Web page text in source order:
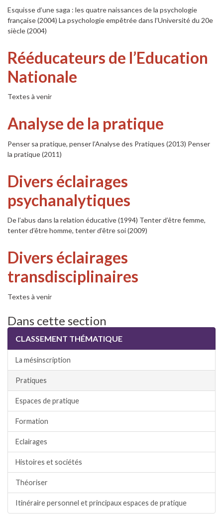
Esquisse d’une saga : les quatre naissances de la psychologie
française (2004) La psychologie empêtrée dans l’Université du 20e
siècle (2004)
Rééducateurs de l’Education
Nationale
Textes à venir
Analyse de la pratique
Penser sa pratique, penser l’Analyse des Pratiques (2013) Penser
la pratique (2011)
Divers éclairages
psychanalytiques
De l’abus dans la relation éducative (1994) Tenter d’être femme,
tenter d’être homme, tenter d’être soi (2009)
Divers éclairages
transdisciplinaires
Textes à venir
Dans cette section
CLASSEMENT THÉMATIQUE
La mésinscription
Pratiques
Espaces de pratique
Formation
Eclairages
Histoires et sociétés
Théoriser
Itinéraire personnel et principaux espaces de pratique